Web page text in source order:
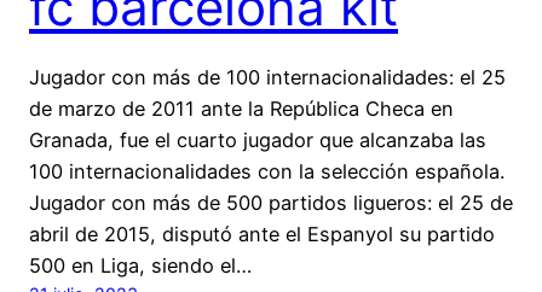
Jugador con más de 100 internacionalidades: el 25
de marzo de 2011 ante la República Checa en
Granada, fue el cuarto jugador que alcanzaba las
100 internacionalidades con la selección española.
Jugador con más de 500 partidos ligueros: el 25 de
abril de 2015, disputó ante el Espanyol su partido
500 en Liga, siendo el…